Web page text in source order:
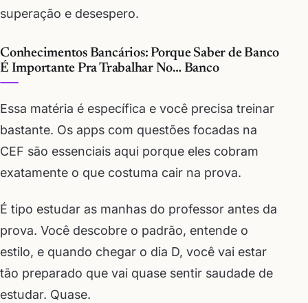
superação e desespero.
Conhecimentos Bancários: Porque Saber de Banco
É Importante Pra Trabalhar No… Banco
Essa matéria é específica e você precisa treinar
bastante. Os apps com questões focadas na
CEF são essenciais aqui porque eles cobram
exatamente o que costuma cair na prova.
É tipo estudar as manhas do professor antes da
prova. Você descobre o padrão, entende o
estilo, e quando chegar o dia D, você vai estar
tão preparado que vai quase sentir saudade de
estudar. Quase.